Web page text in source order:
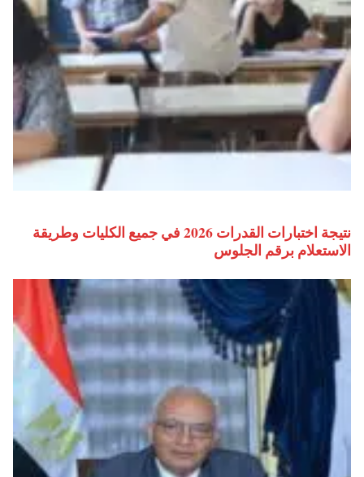
نتيجة اختبارات القدرات 2026 في جميع الكليات وطريقة
الاستعلام برقم الجلوس